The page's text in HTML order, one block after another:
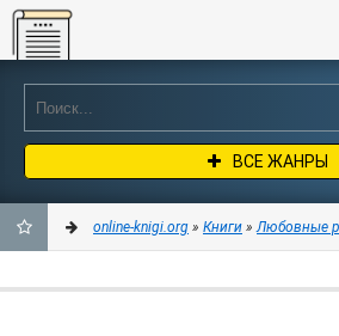
Online-knigi.org
ВСЕ ЖАНРЫ
online-knigi.org » Книги »Любовные